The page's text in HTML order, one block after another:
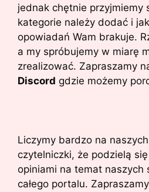
jednak chętnie przyjmiemy
kategorie należy dodać i
opowiadań Wam brakuje.
a my spróbujemy w miarę
zrealizować. Zapraszamy
Discord gdzie możemy
Liczymy bardzo na
czytelniczki, że podzielą
opiniami na temat naszych
całego portalu.